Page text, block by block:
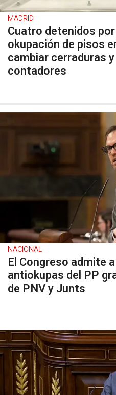
MADRID
Cuatro detenidos
okupación de pisos
cambiar cerraduras
contadores
NACIONAL
El Congreso admite
antiokupas del PP
de PNV y Junts